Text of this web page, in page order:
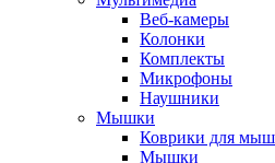
Веб-камеры
Колонки
Комплекты
Микрофоны
Наушники
Мышки
Коврики для
Мышки